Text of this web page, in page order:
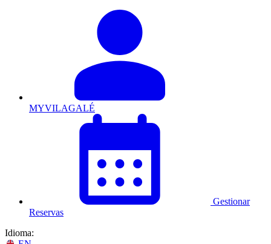
MYVILAGALÉ
Gestionar
Reservas
Idioma: